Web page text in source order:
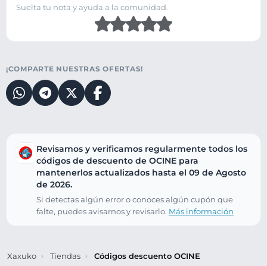
Revisamos y verificamos regularmente todos los
códigos de descuento de OCINE para
mantenerlos actualizados hasta el 09 de Agosto
de 2026.
Si detectas algún error o conoces algún cupón que
falte, puedes avisarnos y revisarlo. Más información
Suelta tu nota y ayuda a la comunidad.
¡COMPARTE NUESTRAS OFERTAS!
Xaxuko Tiendas Códigos descuento OCINE